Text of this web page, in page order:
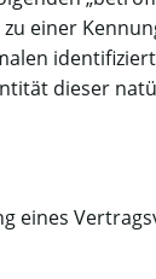
einer
dieser
eines